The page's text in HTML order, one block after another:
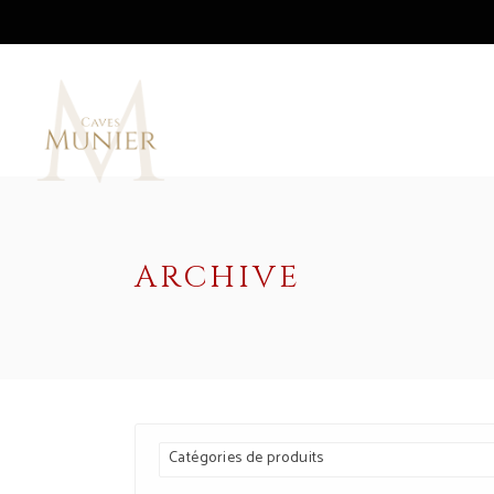
ARCHIVE
Catégories de produits